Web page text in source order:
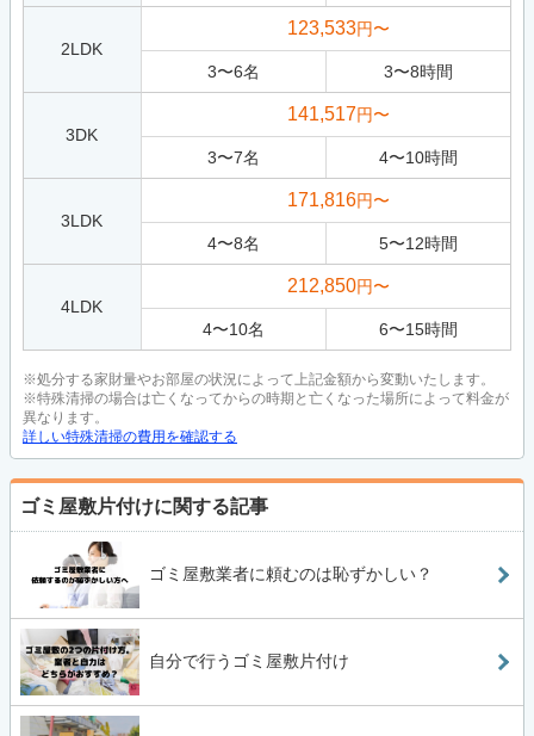
2LDK
123,533円〜
3〜6名 3〜8時間
3DK
141,517円〜
3〜7名 4〜10時間
3LDK
171,816円〜
4〜8名 5〜12時間
4LDK
212,850円〜
4〜10名 6〜15時間
※処分する家財量やお部屋の状況によって上記金額から変動いたします。
※特殊清掃の場合は亡くなってからの時期と亡くなった場所によって料金が
異なります。
詳しい特殊清掃の費用を確認する
ゴミ屋敷片付けに関する記事
ゴミ屋敷業者に頼むのは恥ずかしい？
自分で行うゴミ屋敷片付け